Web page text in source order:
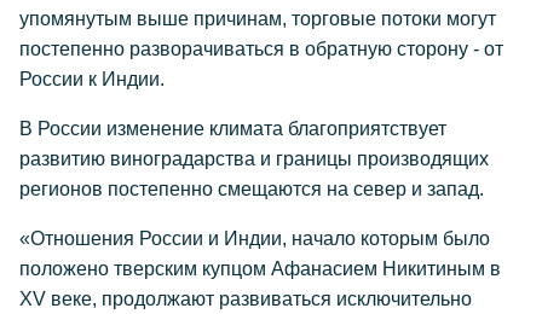
упомянутым выше причинам, торговые потоки могут
постепенно разворачиваться в обратную сторону - от
России к Индии.
В России изменение климата благоприятствует
развитию виноградарства и границы производящих
регионов постепенно смещаются на север и запад.
«Отношения России и Индии, начало которым было
положено тверским купцом Афанасием Никитиным в
XV веке, продолжают развиваться исключительно